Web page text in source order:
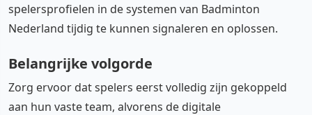
spelersprofielen in de systemen van Badminton
Nederland tijdig te kunnen signaleren en oplossen.
Belangrijke volgorde
Zorg ervoor dat spelers eerst volledig zijn gekoppeld
aan hun vaste team, alvorens de digitale